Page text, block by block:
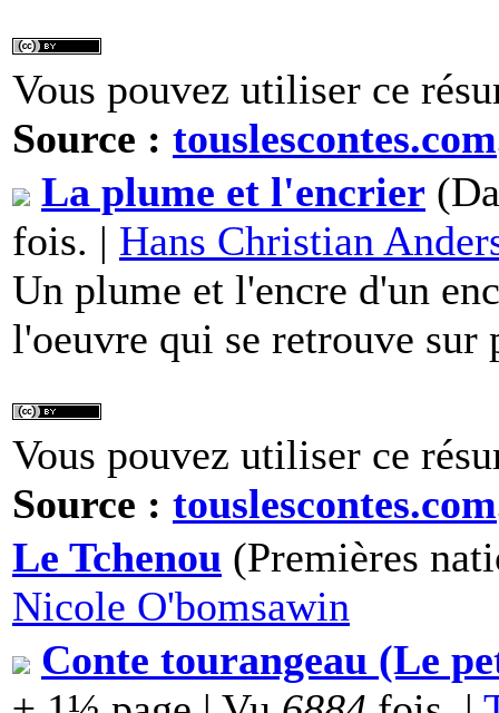
Vous pouvez utiliser ce
Source : touslescontes.com
La plume et l'encrier
fois. | Hans Christian
Un plume et l'encre d'un
l'oeuvre qui se retrouve sur
Vous pouvez utiliser ce
Source : touslescontes.com
Le Tchenou (Premières
Nicole O'bomsawin
Conte tourangeau (Le